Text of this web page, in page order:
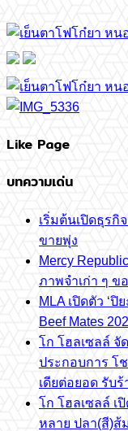
Like Page
บทความเด่น
เริ่มต้นเปิดธุรกิ
ขายพุ่ง
Mercy
ภาพจำเก่า ๆ ข
MLA เปิดตัว ‘
Beef Mates
โก โฮลเซลล์
ประกอบการ โ
เดียต่อยอด รับ
โก โฮลเซลล์ เ
หลาย ปลา(สี)ส้